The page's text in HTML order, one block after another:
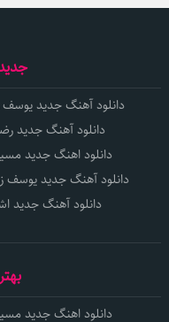
دانلود آهنگ جدید یوسف
دانلود آهنگ جدید
دانلود اهنگ جدید
دانلود آهنگ جدید یوسف
دانلود آهنگ جدید
دانلود اهنگ جدید